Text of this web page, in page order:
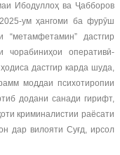
Ибодуллоҳ ва Ҷабборов
ум ҳангоми ба фурӯш
“метамфетамин” дастгир
чорабиниҳои оперативӣ-
дастгир карда шуда,
моддаи психотиропии
додани санади гирифт,
криминалистии раёсати
дар вилояти Суғд, ирсол